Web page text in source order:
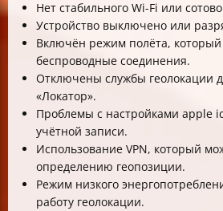
Нет стабильного Wi-Fi или
Устройство выключено или
Включён режим полёта, который
беспроводные соединения.
Отключены службы геолокации
«Локатор».
Проблемы с настройками apple
учётной записи.
Использование VPN, который
определению геопозиции.
Режим низкого
работу геолокации.